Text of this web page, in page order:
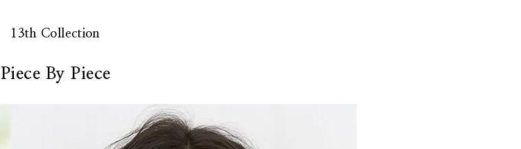
13th Collection
Piece By Piece